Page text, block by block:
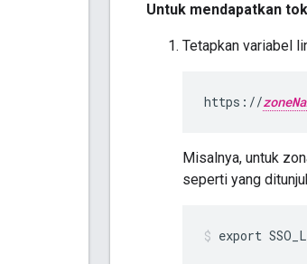
Untuk mendapatkan
Tetapkan variabel
https://
Misalnya, untuk
seperti yang
export